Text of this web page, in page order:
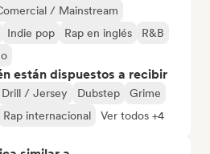
/ Mainstream
Indie pop Rap en inglés
R&B
están dispuestos a recibir
Drill / Jersey Dubstep
Grime
Rap internacional Ver todos +4